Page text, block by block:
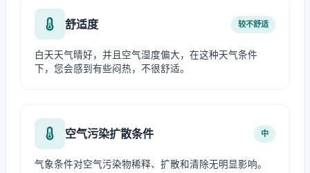
舒适度 较不舒适
白天天气晴好，并且空气湿度偏大，在这种天气条件
下，您会感到有些闷热，不很舒适。
空气污染扩散条件 中
气象条件对空气污染物稀释、扩散和清除无明显影响。